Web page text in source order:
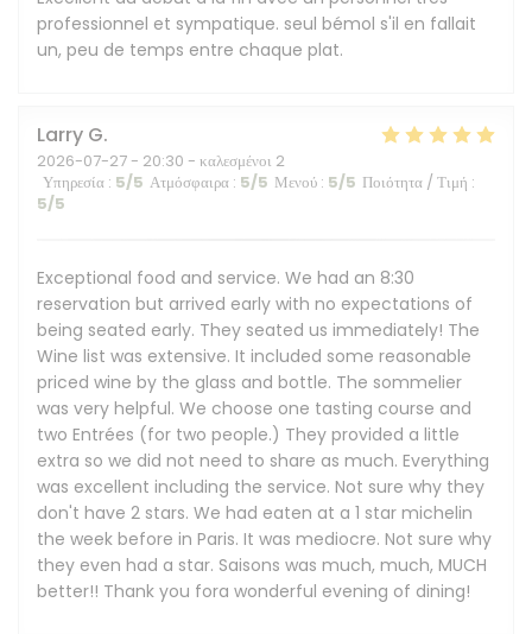
professionnel et sympatique. seul bémol s'il en fallait
un, peu de temps entre chaque plat.
Larry G
2026-07-27 - 20:30 - καλεσμένοι 2
Υπηρεσία : 5/5 Ατμόσφαιρα : 5/5 Μενού : 5/5 Ποιότητα / Τιμή :
5/5
Exceptional food and service. We had an 8:30
reservation but arrived early with no expectations of
being seated early. They seated us immediately! The
Wine list was extensive. It included some reasonable
priced wine by the glass and bottle. The sommelier
was very helpful. We choose one tasting course and
two Entrées (for two people.) They provided a little
extra so we did not need to share as much. Everything
was excellent including the service. Not sure why they
don't have 2 stars. We had eaten at a 1 star michelin
the week before in Paris. It was mediocre. Not sure why
they even had a star. Saisons was much, much, MUCH
better!! Thank you fora wonderful evening of dining!